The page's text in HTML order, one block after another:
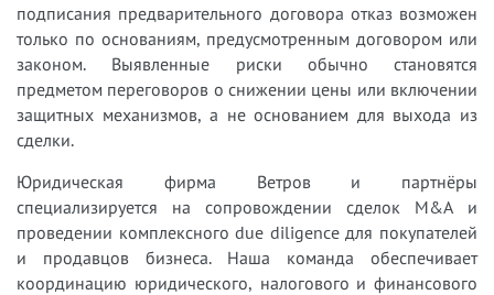
подписания предварительного договора отказ возможен
только по основаниям, предусмотренным договором или
законом. Выявленные риски обычно становятся
предметом переговоров о снижении цены или включении
защитных механизмов, а не основанием для выхода из
сделки.
Юридическая фирма Ветров и партнёры
специализируется на сопровождении сделок M&A и
проведении комплексного due diligence для покупателей
и продавцов бизнеса. Наша команда обеспечивает
координацию юридического, налогового и финансового